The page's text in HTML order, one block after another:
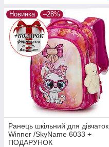
Новинка –28%
Ранець шкільний для дівчаток
Winner /SkyName 6033 +
ПОДАРУНОК